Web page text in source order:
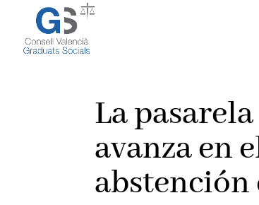
La
avanza en
abstención